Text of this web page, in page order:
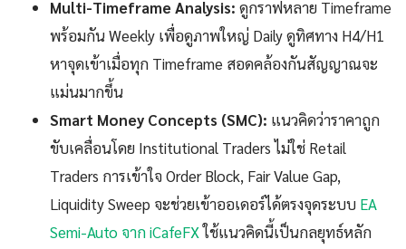
Multi-Timeframe Analysis: ดูกราฟหลาย Timeframe
พร้อมกัน Weekly เพื่อดูภาพใหญ่ Daily ดูทิศทาง H4/H1
หาจุดเข้าเมื่อทุก Timeframe สอดคล้องกันสัญญาณจะ
แม่นมากขึ้น
Smart Money Concepts (SMC): แนวคิดว่าราคาถูก
ขับเคลื่อนโดย Institutional Traders ไม่ใช่ Retail
Traders การเข้าใจ Order Block, Fair Value Gap,
Liquidity Sweep จะช่วยเข้าออเดอร์ได้ตรงจุดระบบ EA
Semi-Auto จาก iCafeFXใช้แนวคิดนี้เป็นกลยุทธ์หลัก